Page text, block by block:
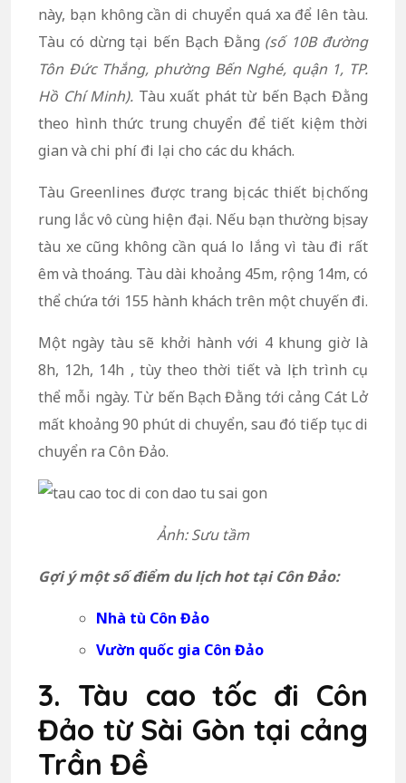
này, bạn không cần di chuyển quá xa để lên tàu.
Tàu có dừng tại bến Bạch Đằng (số 10B đường
Tôn Đức Thắng, phường Bến Nghé, quận 1, TP.
Hồ Chí Minh). Tàu xuất phát từ bến Bạch Đằng
theo hình thức trung chuyển để tiết kiệm thời
gian và chi phí đi lại cho các du khách.
Tàu Greenlines được trang bị các thiết bị chống
rung lắc vô cùng hiện đại. Nếu bạn thường bị say
tàu xe cũng không cần quá lo lắng vì tàu đi rất
êm và thoáng. Tàu dài khoảng 45m, rộng 14m, có
thể chứa tới 155 hành khách trên một chuyến đi.
Một ngày tàu sẽ khởi hành với 4 khung giờ là
8h, 12h, 14h , tùy theo thời tiết và lịch trình cụ
thể mỗi ngày. Từ bến Bạch Đằng tới cảng Cát Lở
mất khoảng 90 phút di chuyển, sau đó tiếp tục di
chuyển ra Côn Đảo.
Ảnh: Sưu tầm
Gợi ý một số điểm du lịch hot tại Côn Đảo:
Nhà tù Côn Đảo
Vườn quốc gia Côn Đảo
3. Tàu cao tốc đi Côn
Đảo từ Sài Gòn tại cảng
Trần Đề